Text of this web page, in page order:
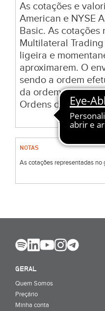
As cotações e
American e NYSE
Basic. As cotações
Multilateral
ligeira e
aproximarem. O
sendo a ordem
da ordem, de
Ordens do BiG.
NOTAS
As cotações representadas
GERAL
Quem Somos
Preçário
Minha conta